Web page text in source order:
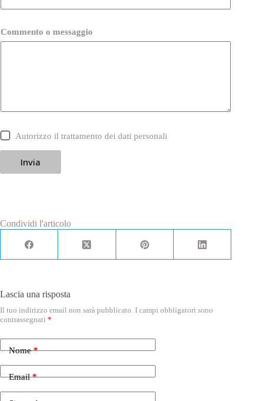
Commento o messaggio
C
a
s
p
Autorizzo il trattamento dei dati personali
Invia
Condividi l'articolo
Lascia una risposta
Il tuo indirizzo email non sarà pubblicato. I campi obbligatori sono
contrassegnati *
Nome*
Email*